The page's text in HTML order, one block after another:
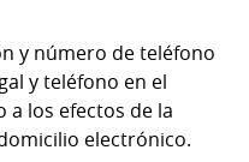
y número de teléfono
y teléfono en el
los efectos de la
electrónico.